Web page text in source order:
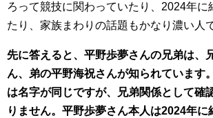
ろって競技に関わっていたり、2024年に
たり、家族まわりの話題もかなり濃い人
先に答えると、平野歩夢さんの兄弟は、
ん、弟の平野海祝さんが知られています
は名字が同じですが、兄弟関係として確
りません。平野歩夢さん本人は2024年に